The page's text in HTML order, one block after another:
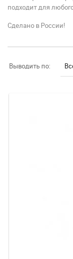
подходит для
Сделано в России!
Выводить по: